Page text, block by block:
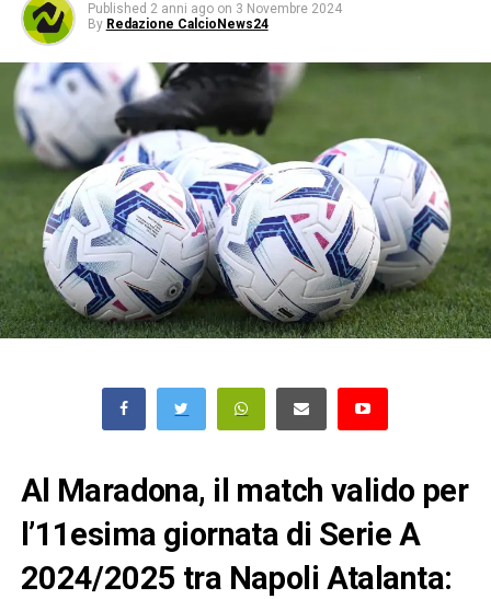
Published 2 anni ago on 3 Novembre 2024
By Redazione CalcioNews24
Al Maradona, il match valido per
l’11esima giornata di Serie A
2024/2025 tra Napoli Atalanta: